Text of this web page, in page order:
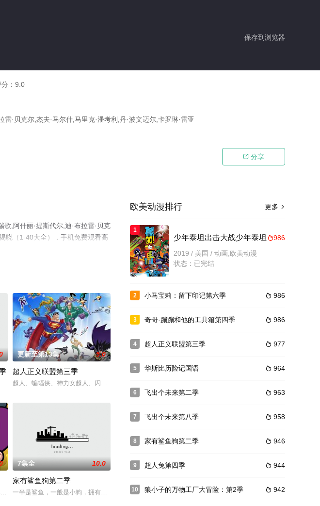
保存到浏览器
： 9.0
·贝克尔,杰夫·马尔什,马里克·潘考利,丹·波文迈尔,卡罗琳·雷亚
 分享
,阿什丽·提斯代尔,迪·布拉雷·贝克
晓（1-40大全），手机免费观看高
解。
势力的精彩故事。在剧情中，少年泰坦队被游戏大师控制
更新至第13集 5.0
超人正义联盟第三季
超人、蝙蝠侠、神力女超人、闪电侠、鹰女、火星猎人和绿幻侠一共7名超级英雄组成有史以来地球上最为强
便和最好的朋友，八只脚的戈鲁比起程前往神秘莫测的未
一个纽约市的25岁的比萨饼快递员，他的生活就是每天四处奔波，1
6月在频道首播，共13集。 Philip J. Fry是一名25岁的披萨店外卖小哥，生活庸庸碌碌、平平无奇。199
7集全 10.0
家有鲨鱼狗第二季
一半是鲨鱼，一般是小狗，拥有一颗宽广的心，并且肚子里装满了鱼条！鲨鱼狗和他的人类朋友迈克斯将踏上
更多 
欧美动漫排行
1
986
少年泰坦出击大战少年泰坦
2019 / 美国 / 动画,欧美动漫
状态：已完结
2  986
小马宝莉：留下印记第六季
3  986
奇哥·蹦蹦和他的工具箱第四季
4  977
超人正义联盟第三季
5  964
华斯比历险记国语
6  963
飞出个未来第二季
7  958
飞出个未来第八季
8  946
家有鲨鱼狗第二季
9  944
超人兔第四季
10  942
狼小子的万物工厂大冒险：第2季